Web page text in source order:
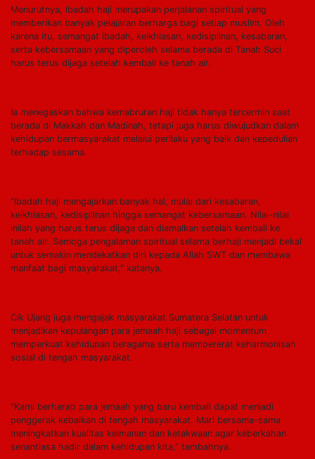
Menurutnya, ibadah haji merupakan perjalanan spiritual yang
memberikan banyak pelajaran berharga bagi setiap muslim. Oleh
karena itu, semangat ibadah, keikhlasan, kedisiplinan, kesabaran,
serta kebersamaan yang diperoleh selama berada di Tanah Suci
harus terus dijaga setelah kembali ke tanah air.
Ia menegaskan bahwa kemabruran haji tidak hanya tercermin saat
berada di Makkah dan Madinah, tetapi juga harus diwujudkan dalam
kehidupan bermasyarakat melalui perilaku yang baik dan kepedulian
terhadap sesama.
“Ibadah haji mengajarkan banyak hal, mulai dari kesabaran,
keikhlasan, kedisiplinan hingga semangat kebersamaan. Nilai-nilai
inilah yang harus terus dijaga dan diamalkan setelah kembali ke
tanah air. Semoga pengalaman spiritual selama berhaji menjadi bekal
untuk semakin mendekatkan diri kepada Allah SWT dan membawa
manfaat bagi masyarakat,” katanya.
Cik Ujang juga mengajak masyarakat Sumatera Selatan untuk
menjadikan kepulangan para jemaah haji sebagai momentum
memperkuat kehidupan beragama serta mempererat keharmonisan
sosial di tengah masyarakat.
“Kami berharap para jemaah yang baru kembali dapat menjadi
penggerak kebaikan di tengah masyarakat. Mari bersama-sama
meningkatkan kualitas keimanan dan ketakwaan agar keberkahan
senantiasa hadir dalam kehidupan kita,” tambahnya.